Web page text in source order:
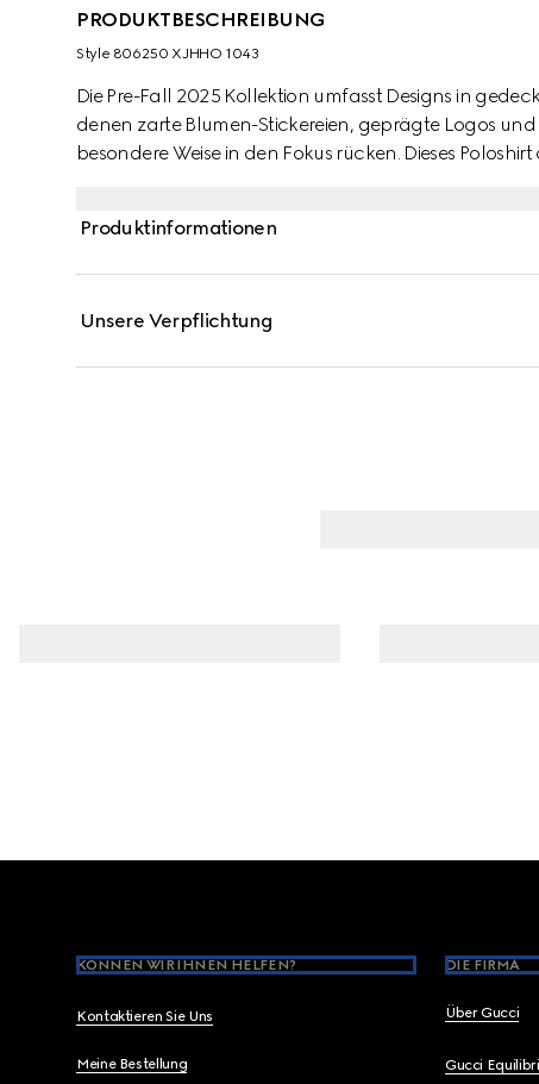
PRODUKTBESCHREIBUNG
Style ‎806250 XJHHO 1043
Die Pre-Fall 2025 Kollektion umfasst Designs in
denen zarte Blumen-Stickereien, geprägte Logos
besondere Weise in den Fokus rücken. Dieses
Produktinformationen
Unsere Verpflichtung
KÖNNEN WIR IHNEN HELFEN?
Kontaktieren Sie Uns
Meine Bestellung
DIE FIRMA
Über Gucci
Gucci